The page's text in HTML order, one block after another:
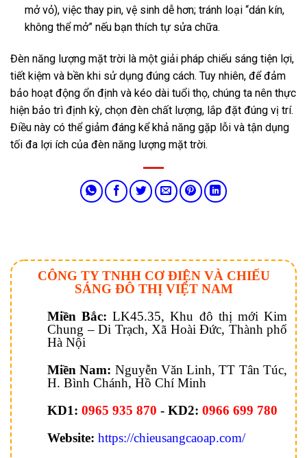
mở vỏ), việc thay pin, vệ sinh dễ hơn; tránh loại “dán kín,
không thể mở” nếu bạn thích tự sửa chữa.
Đèn năng lượng mặt trời là một giải pháp chiếu sáng tiện lợi,
tiết kiệm và bền khi sử dụng đúng cách. Tuy nhiên, để đảm
bảo hoạt động ổn định và kéo dài tuổi thọ, chúng ta nên thực
hiện bảo trì định kỳ, chọn đèn chất lượng, lắp đặt đúng vị trí.
Điều này có thể giảm đáng kể khả năng gặp lỗi và tận dụng
tối đa lợi ích của đèn năng lượng mặt trời.
CÔNG TY TNHH CƠ ĐIỆN VÀ CHIẾU
SÁNG ĐÔ THỊ VIỆT NAM
Miền Bắc: LK45.35, Khu đô thị mới Kim
Chung – Di Trạch, Xã Hoài Đức, Thành phố
Hà Nội
Miền Nam: Nguyễn Văn Linh, TT Tân Túc,
H. Bình Chánh, Hồ Chí Minh
KD1: 0965 935 870 - KD2: 0966 699 780
Website: https://chieusangcaoap.com/